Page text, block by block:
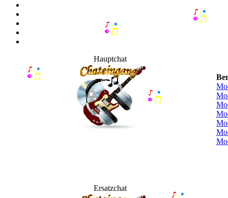
Hauptchat
Ersatzchat